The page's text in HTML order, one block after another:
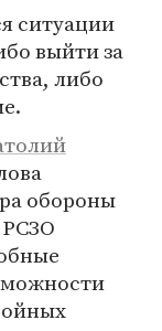
ситуации
выйти за
либо
обороны
РСЗО